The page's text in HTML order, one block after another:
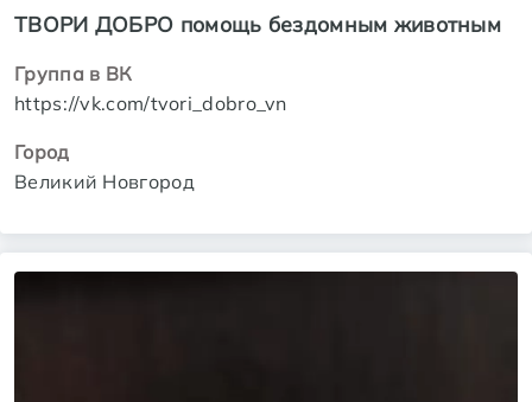
ТВОРИ ДОБРО помощь бездомным животным
Группа в ВК
https://vk.com/tvori_dobro_vn
Город
Великий Новгород